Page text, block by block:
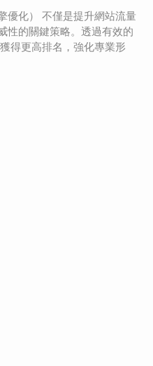
優化） 不僅是提升網站流量
性的關鍵策略。透過有效的
得更高排名，強化專業形